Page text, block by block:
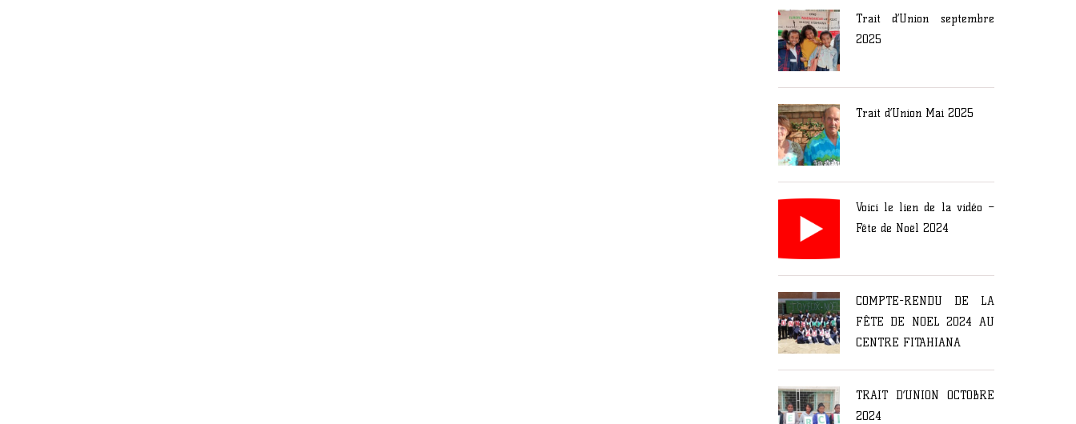
Trait d’Union septembre
2025
Trait d’Union Mai 2025
Voici le lien de la vidéo –
Fête de Noël 2024
COMPTE-RENDU DE LA
FÊTE DE NOEL 2024 AU
CENTRE FITAHIANA
TRAIT D’UNION OCTOBRE
2024